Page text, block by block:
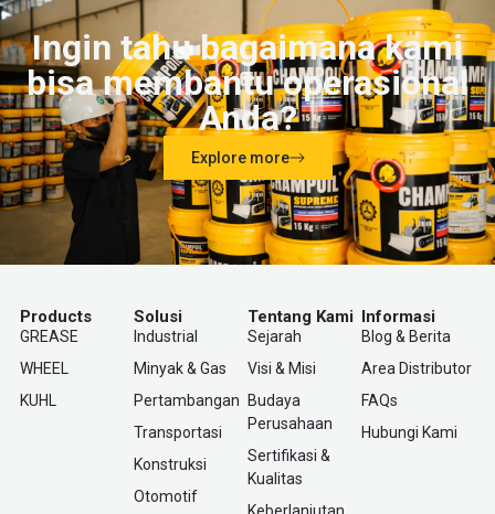
Ingin tahu bagaimana kami
bisa membantu operasional
Anda?
Explore more
Products
GREASE
WHEEL
KUHL
Solusi
Industrial
Minyak & Gas
Pertambangan
Transportasi
Konstruksi
Otomotif
Tentang Kami
Sejarah
Visi & Misi
Budaya
Perusahaan
Sertifikasi &
Kualitas
Informasi
Blog & Berita
Area Distributor
FAQs
Hubungi Kami